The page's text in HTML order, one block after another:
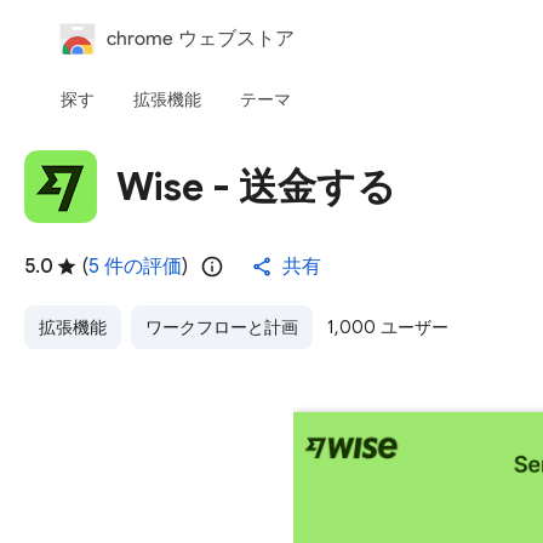
chrome ウェブストア
探す 拡張機能 テーマ
Wise - 送金する
5.0 (5 件の評価) 共有
拡張機能 ワークフローと計画 1,000 ユーザー